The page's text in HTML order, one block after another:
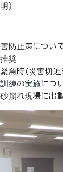
)
防止策につい
奨
急時(災害切
練の実施につ
崩れ現場に出